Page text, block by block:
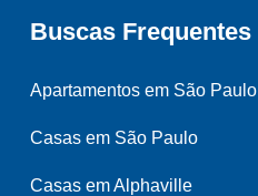
Buscas Frequentes
Apartamentos em São Paulo
Casas em São Paulo
Casas em Alphaville